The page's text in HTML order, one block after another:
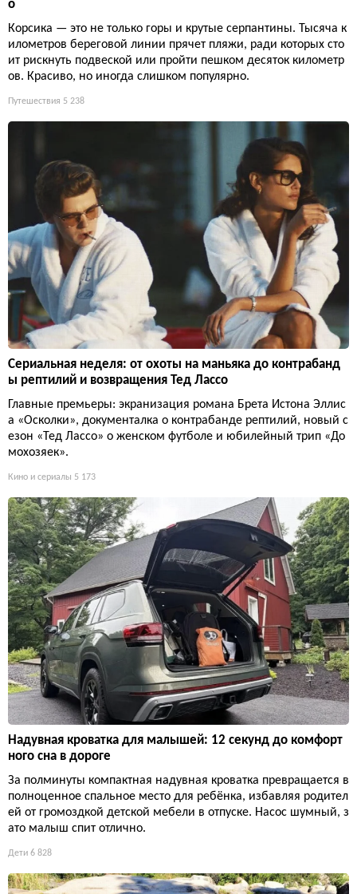
о
Корсика — это не только горы и крутые серпантины. Тысяча к
илометров береговой линии прячет пляжи, ради которых сто
ит рискнуть подвеской или пройти пешком десяток километр
ов. Красиво, но иногда слишком популярно.
Путешествия 5 238
Сериальная неделя: от охоты на маньяка до контрабанд
ы рептилий и возвращения Тед Лассо
Главные премьеры: экранизация романа Брета Истона Эллис
а «Осколки», документалка о контрабанде рептилий, новый с
езон «Тед Лассо» о женском футболе и юбилейный трип «До
мохозяек».
Кино и сериалы 5 173
Надувная кроватка для малышей: 12 секунд до комфорт
ного сна в дороге
За полминуты компактная надувная кроватка превращается в
полноценное спальное место для ребёнка, избавляя родител
ей от громоздкой детской мебели в отпуске. Насос шумный, з
ато малыш спит отлично.
Дети 6 828